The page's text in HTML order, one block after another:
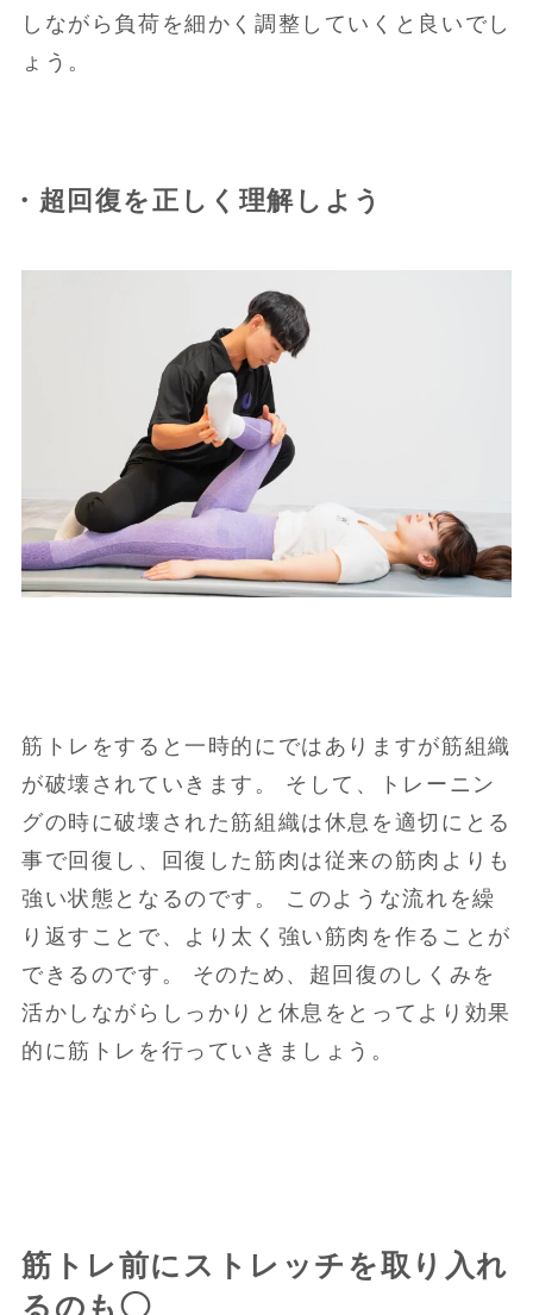
しながら負荷を細かく調整していくと良いでし
ょう。
・超回復を正しく理解しよう
筋トレをすると一時的にではありますが筋組織
が破壊されていきます。 そして、トレーニン
グの時に破壊された筋組織は休息を適切にとる
事で回復し、回復した筋肉は従来の筋肉よりも
強い状態となるのです。 このような流れを繰
り返すことで、より太く強い筋肉を作ることが
できるのです。 そのため、超回復のしくみを
活かしながらしっかりと休息をとってより効果
的に筋トレを行っていきましょう。
筋トレ前にストレッチを取り入れ
るのも◯